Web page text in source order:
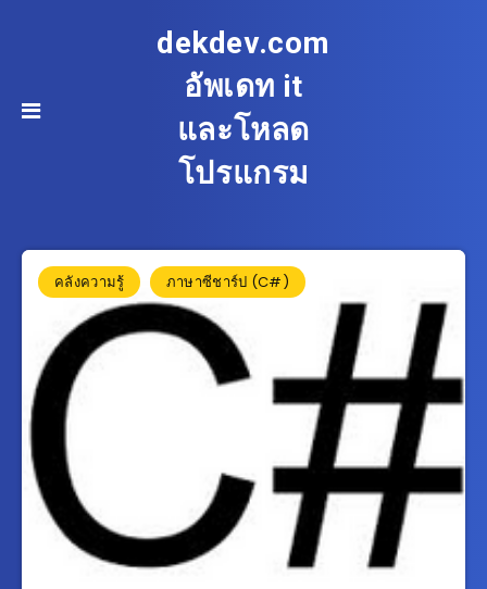
dekdev.com
อัพเดท it
และโหลด
โปรแกรม
คลังความรู้ ภาษาซีชาร์ป (C#)